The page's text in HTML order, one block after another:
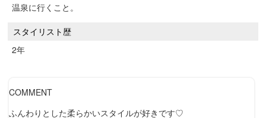
温泉に行くこと。
スタイリスト歴
2年
COMMENT
ふんわりとした柔らかいスタイルが好きです♡